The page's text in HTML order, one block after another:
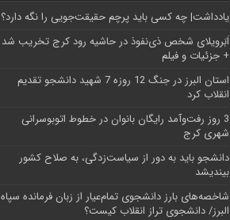
یادداشت| ‌چه کسی باید پرچم حقیقت‌جویی را نگه دارد؟
اَبَر‌ویلای شخص ذی‌نفوذ در حاشیه‌ رود کرج تخریب شد
+ جزئیات و فیلم
استان البرز در جنگ 12 روزه 7 شهید دانشجو تقدیم
انقلاب کرد
3 روز رفت‌وآمد رایگان بانوان در خطوط اتوبوسرانی
شهری کرج
دانشجو باید به دور از سیاست‌زدگی، به صلاح کشور
بیندیشد
شاخصه‌های بارز دانشجوی تمام‌عیار از زبان فرمانده سپاه
البرز/ دانشجوی تراز انقلاب کیست؟